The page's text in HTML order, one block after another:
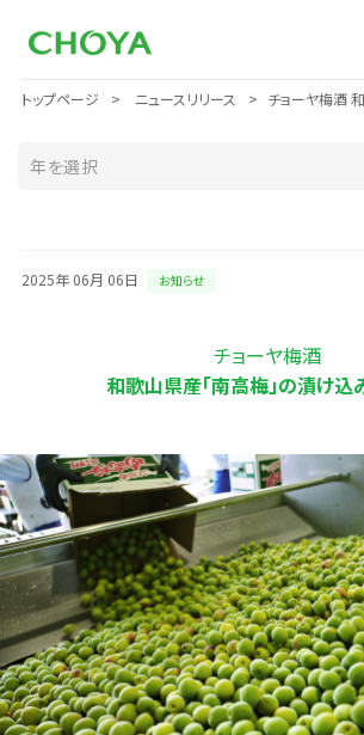
トップページ ニュースリリース チョーヤ梅酒
2025年 06月 06日 お知らせ
チョーヤ梅酒
和歌山県産「南高梅」の漬け込